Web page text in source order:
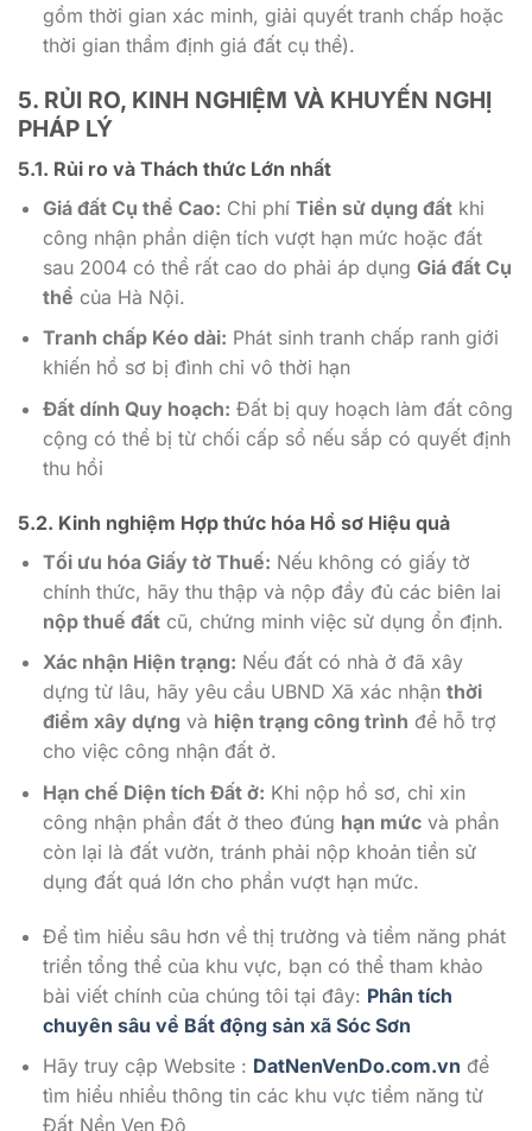
gồm thời gian xác minh, giải quyết tranh chấp hoặc
thời gian thẩm định giá đất cụ thể).
5. RỦI RO, KINH NGHIỆM VÀ KHUYẾN NGHỊ
PHÁP LÝ
5.1. Rủi ro và Thách thức Lớn nhất
Giá đất Cụ thể Cao: Chi phí Tiền sử dụng đấtkhi
công nhận phần diện tích vượt hạn mức hoặc đất
sau 2004 có thể rất cao do phải áp dụng Giá đất Cụ
thể của Hà Nội.
Tranh chấp Kéo dài: Phát sinh tranh chấp ranh giới
khiến hồ sơ bị đình chỉ vô thời hạn
Đất dính Quy hoạch: Đất bị quy hoạch làm đất công
cộng có thể bị từ chối cấp sổ nếu sắp có quyết định
thu hồi
5.2. Kinh nghiệm Hợp thức hóa Hồ sơ Hiệu quả
Tối ưu hóa Giấy tờ Thuế: Nếu không có giấy tờ
chính thức, hãy thu thập và nộp đầy đủ các biên lai
nộp thuế đấtcũ, chứng minh việc sử dụng ổn định.
Xác nhận Hiện trạng: Nếu đất có nhà ở đã xây
dựng từ lâu, hãy yêu cầu UBND Xã xác nhận thời
điểm xây dựng và hiện trạng công trình để hỗ trợ
cho việc công nhận đất ở.
Hạn chế Diện tích Đất ở: Khi nộp hồ sơ, chỉ xin
công nhận phần đất ở theo đúng hạn mứcvà phần
còn lại là đất vườn, tránh phải nộp khoản tiền sử
dụng đất quá lớn cho phần vượt hạn mức.
Để tìm hiểu sâu hơn về thị trường và tiềm năng phát
triển tổng thể của khu vực, bạn có thể tham khảo
bài viết chính của chúng tôi tại đây: Phân tích
chuyên sâu về Bất động sản xã Sóc Sơn
Hãy truy cập Website : DatNenVenDo.com.vn để
tìm hiểu nhiều thông tin các khu vực tiềm năng từ
Đất Nền Ven Đô